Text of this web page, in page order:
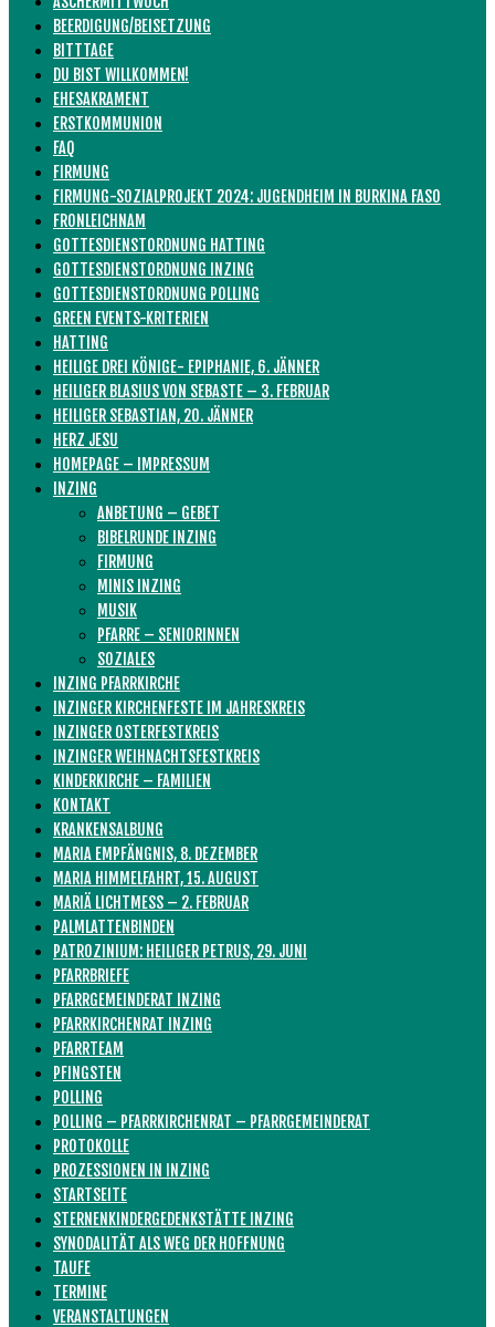
BEERDIGUNG/BEISETZUNG
BITTTAGE
DU BIST WILLKOMMEN!
EHESAKRAMENT
ERSTKOMMUNION
FAQ
FIRMUNG
FIRMUNG-SOZIALPROJEKT 2024: JUGENDHEIM IN BURKINA FASO
FRONLEICHNAM
GOTTESDIENSTORDNUNG HATTING
GOTTESDIENSTORDNUNG INZING
GOTTESDIENSTORDNUNG POLLING
GREEN EVENTS-KRITERIEN
HATTING
HEILIGE DREI KÖNIGE- EPIPHANIE, 6. JÄNNER
HEILIGER BLASIUS VON SEBASTE – 3. FEBRUAR
HEILIGER SEBASTIAN, 20. JÄNNER
HERZ JESU
HOMEPAGE – IMPRESSUM
INZING
ANBETUNG – GEBET
BIBELRUNDE INZING
FIRMUNG
MINIS INZING
MUSIK
PFARRE – SENIORINNEN
SOZIALES
INZING PFARRKIRCHE
INZINGER KIRCHENFESTE IM JAHRESKREIS
INZINGER OSTERFESTKREIS
INZINGER WEIHNACHTSFESTKREIS
KINDERKIRCHE – FAMILIEN
KONTAKT
KRANKENSALBUNG
MARIA EMPFÄNGNIS, 8. DEZEMBER
MARIA HIMMELFAHRT, 15. AUGUST
MARIÄ LICHTMESS – 2. FEBRUAR
PALMLATTENBINDEN
PATROZINIUM: HEILIGER PETRUS, 29. JUNI
PFARRBRIEFE
PFARRGEMEINDERAT INZING
PFARRKIRCHENRAT INZING
PFARRTEAM
PFINGSTEN
POLLING
POLLING – PFARRKIRCHENRAT – PFARRGEMEINDERAT
PROTOKOLLE
PROZESSIONEN IN INZING
STARTSEITE
STERNENKINDERGEDENKSTÄTTE INZING
SYNODALITÄT ALS WEG DER HOFFNUNG
TAUFE
TERMINE
VERANSTALTUNGEN